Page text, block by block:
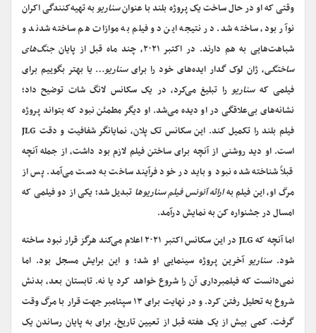
وقتی که او در حال ساخت یک پروژه بلند با عنوانسناریوبه تهیه‌کنندگی اکران
نوآر بود، ساخته شد. در نتیجه این دو فیلم به موازات هم ساخته شدند و
شباهت‌هایی به هم دارند. در اکتبر ۲۰۲۱، چند ماه قبل از پایان
جنگ‌های
ساختگی، ژان لوک گدار ایده‌های خود را برایسناریو… یا بهتر بگوییم برای
فیلمی کهسناریورا تبلیغ می‌کرد، در یک سکانس لانگ شات توضیح داد؛
نشانه‌های بی‌علاقگی در او دیده می‌شد. او دیگر مطمئن نبود که بتواند پروژه
فیلم بلند را تکمیل کند. این سکانس تک پلان، نمایانگر شفافیت و دقت JLG
است. او دید روشنی از آنچه برای ساختن فیلم لازم بود داشت، از جمله آنچه
قبلاً شناخته شده نبود و باید در خود فرآیند ساخت به دست می‌آمد. پس از
مرگ او، این فیلم بهارائه آنونس فیلم سناریوها تبدیل شد؛ یکی از دو فیلمی که
امسال در جشنواره کن به نمایش درآمد.
اما آنچه که JLG در این سکانس اکتبر ۲۰۲۱ اعلام می‌‌کند هرگز قرار نبود ساخته
شود.سناریوآخرین پروژه سینمایی او شد؛ و این برایش مسجل بود. اما
نمی‌دانست که فیلمبرداری آن را شروع خواهد کرد یا نه. تابستان بعد، بدنش
شروع به تحلیل رفتن کرد. و در نهایت برای ۱۳ سپتامبر جهت قرار با مرگ وقت
گرفت. کمی بیش از یک هفته قبل از تعیین تاریخ، برای به پایان رساندن یک